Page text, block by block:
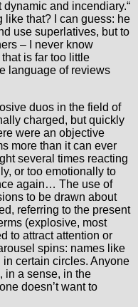
and incendiary.“
like that? I can guess: he
use superlatives, but to
– I never know
is far too little
language of reviews
duos in the field of
charged, but quickly
were an objective
more than it can ever
several times reacting
or too emotionally to
again… The use of
to be drawn about
referring to the present
(explosive, most
to attract attention or
spins: names like
certain circles. Anyone
in a sense, in the
doesn’t want to